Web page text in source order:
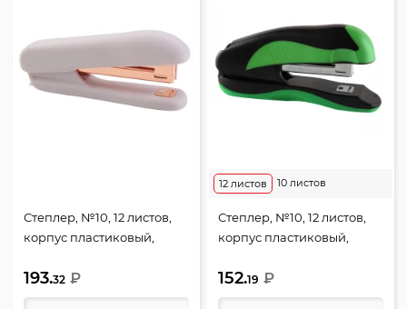
Степлер, №10, 12 листов,
корпус пластиковый,
лавандово-пепельный,
Esthetics, deVENTE,
193.32 ₽
10 листов
12 листов
Степлер, №10, 12 листов,
корпус пластиковый,
зеленый, Monochrome,
deVENTE, 4142001
152.19 ₽